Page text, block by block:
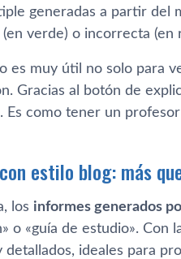
generadas a partir del
verde) o incorrecta
es muy útil no solo para
Gracias al botón de
Es como tener un
estilo blog: más
los informes generados
o «guía de estudio». Con
detallados, ideales para